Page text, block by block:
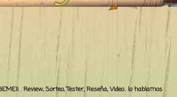
. Review, Sorteo, Tester, Reseña, Video.. lo hablamos